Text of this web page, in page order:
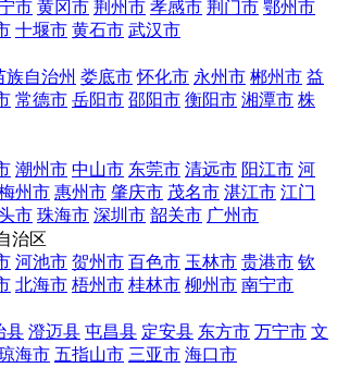
市 黄冈市 荆州市 孝感市 荆门市 鄂州市
十堰市 黄石市 武汉市
族自治州 娄底市 怀化市 永州市 郴州市 益
常德市 岳阳市 邵阳市 衡阳市 湘潭市 株
潮州市 中山市 东莞市 清远市 阳江市 河
州市 惠州市 肇庆市 茂名市 湛江市 江门
市 珠海市 深圳市 韶关市 广州市
治区
河池市 贺州市 百色市 玉林市 贵港市 钦
北海市 梧州市 桂林市 柳州市 南宁市
县 澄迈县 屯昌县 定安县 东方市 万宁市 文
海市 五指山市 三亚市 海口市